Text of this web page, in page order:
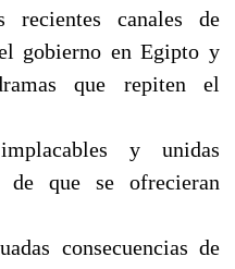
recientes canales de
gobierno en Egipto y
que repiten el
y unidas
de que se ofrecieran
consecuencias de